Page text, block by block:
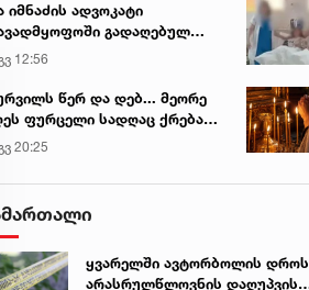
იმნაძის ადვოკატი
გადაღებულ
ავრცელებს
12:56
წერ და დებ... მეორე
ფურცელი სადღაც ქრება
სურვილი სრულდება...“ -
ტაძარი შიდა
20:25
ყვარელში ავტორბოლის დროს
არასრულწლოვნის დაღუპვის